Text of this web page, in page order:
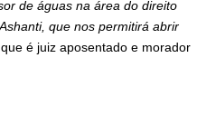
de águas na área do direito
que nos permitirá abrir
é juiz aposentado e morador